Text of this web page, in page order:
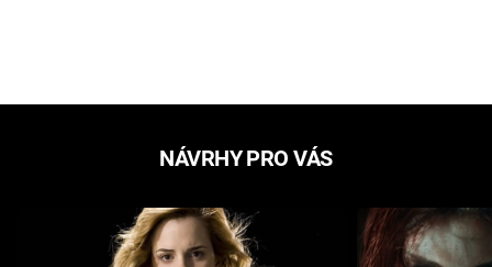
NÁVRHY PRO VÁS